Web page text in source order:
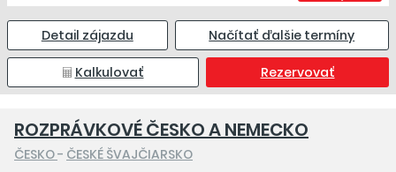
Detail zájazdu Načítať ďalšie termíny
Kalkulovať Rezervovať
ROZPRÁVKOVÉ ČESKO A NEMECKO
ČESKO- ČESKÉ ŠVAJČIARSKO